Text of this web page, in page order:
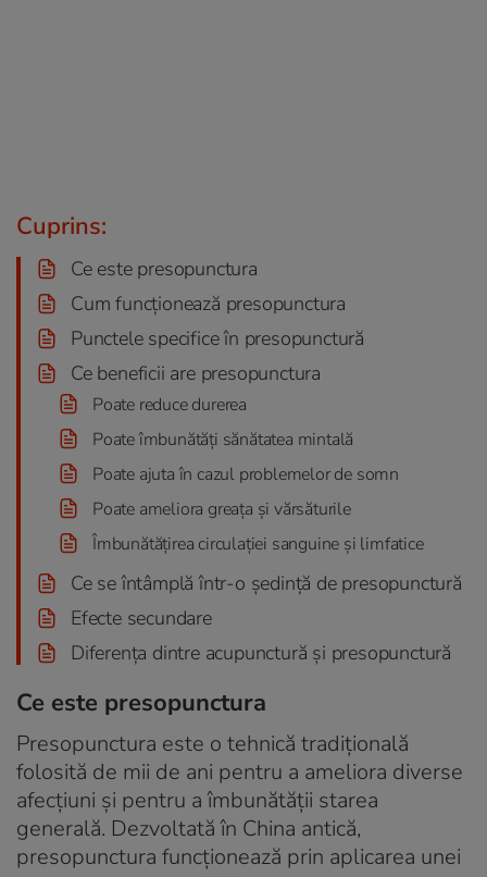
Cuprins:
Ce este presopunctura
Cum funcționează presopunctura
Punctele specifice în presopunctură
Ce beneficii are presopunctura
Poate reduce durerea
Poate îmbunătăți sănătatea mintală
Poate ajuta în cazul problemelor de somn
Poate ameliora greața și vărsăturile
Îmbunătățirea circulației sanguine și limfatice
Ce se întâmplă într-o ședință de presopunctură
Efecte secundare
Diferența dintre acupunctură și presopunctură
Ce este presopunctura
Presopunctura este o tehnică tradițională
folosită de mii de ani pentru a ameliora diverse
afecțiuni și pentru a îmbunătății starea
generală. Dezvoltată în China antică,
presopunctura funcționează prin aplicarea unei